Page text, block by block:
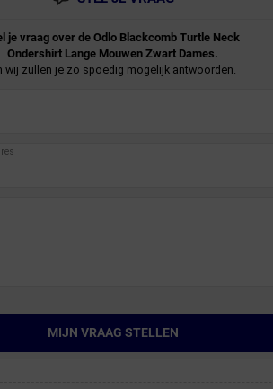
je vraag over deOdlo Blackcomb Turtle Neck
Ondershirt Lange Mouwen Zwart Dames.
wij zullen je zo spoedig mogelijk antwoorden.
MIJN VRAAG STELLEN